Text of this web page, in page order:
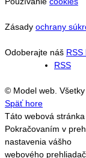
Zásady ochrany
Odoberajte náš RSS
RSS
© Model web.
Späť hore
Táto webová
Pokračovaním v
nastavenia vášho
webového